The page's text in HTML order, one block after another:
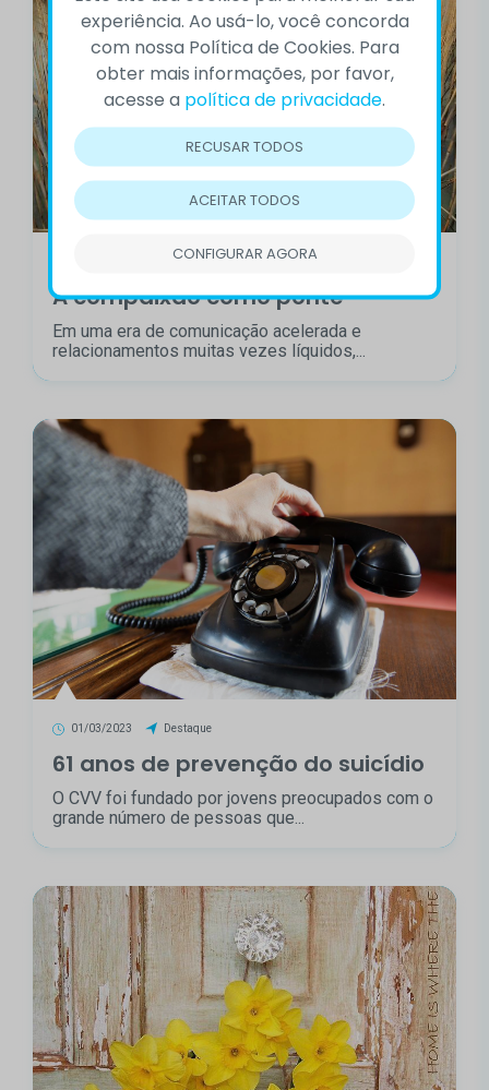
Bem-estar
A compaixão como ponte
Em uma era de comunicação acelerada e
relacionamentos muitas vezes líquidos,...
01/03/2023 Destaque
61 anos de prevenção do suicídio
O CVV foi fundado por jovens preocupados com o
grande número de pessoas que...
experiência. Ao usá-lo, você concorda
com nossa Política de Cookies. Para
obter mais informações, por favor,
acesse a política de privacidade.
RECUSAR TODOS
ACEITAR TODOS
CONFIGURAR AGORA